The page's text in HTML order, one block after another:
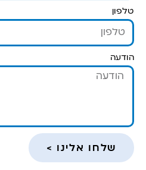
טלפון
הודעה
שלחו אלינו >